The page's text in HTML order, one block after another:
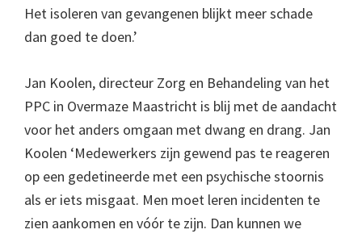
Het isoleren van gevangenen blijkt meer schade
dan goed te doen.’
Jan Koolen, directeur Zorg en Behandeling van het
PPC in Overmaze Maastricht is blij met de aandacht
voor het anders omgaan met dwang en drang. Jan
Koolen ‘Medewerkers zijn gewend pas te reageren
op een gedetineerde met een psychische stoornis
als er iets misgaat. Men moet leren incidenten te
zien aankomen en vóór te zijn. Dan kunnen we